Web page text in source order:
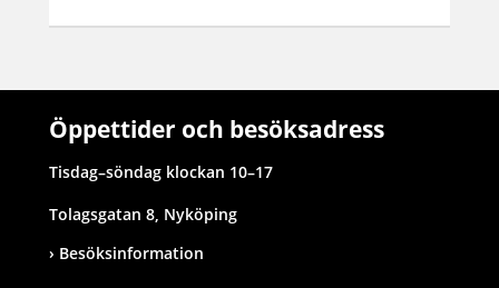
Öppettider och besöksadress
Tisdag–söndag klockan 10–17
Tolagsgatan 8, Nyköping
Besöksinformation